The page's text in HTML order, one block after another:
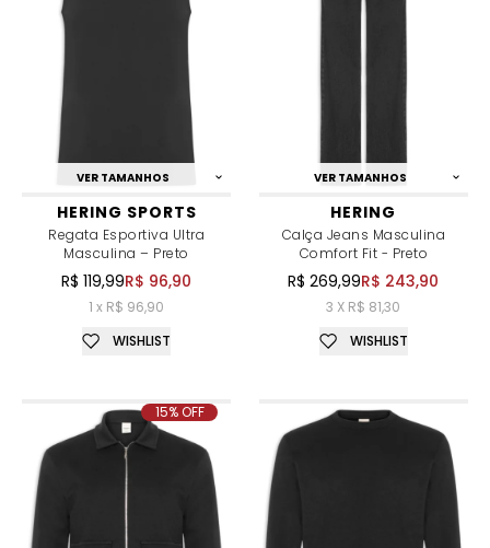
VER TAMANHOS
HERING SPORTS
Regata Esportiva Ultra
Masculina – Preto
R$ 119,99R$ 96,90
1 x R$ 96,90
WISHLIST
VER TAMANHOS
HERING
Calça Jeans Masculina
Comfort Fit - Preto
R$ 269,99R$ 243,90
3 X R$ 81,30
WISHLIST
15% OFF